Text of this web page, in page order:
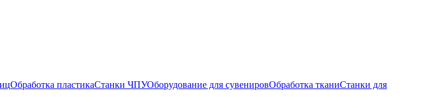
Обработка пластикаСтанки ЧПУОборудование для сувенировОбработка тканиСтанки для